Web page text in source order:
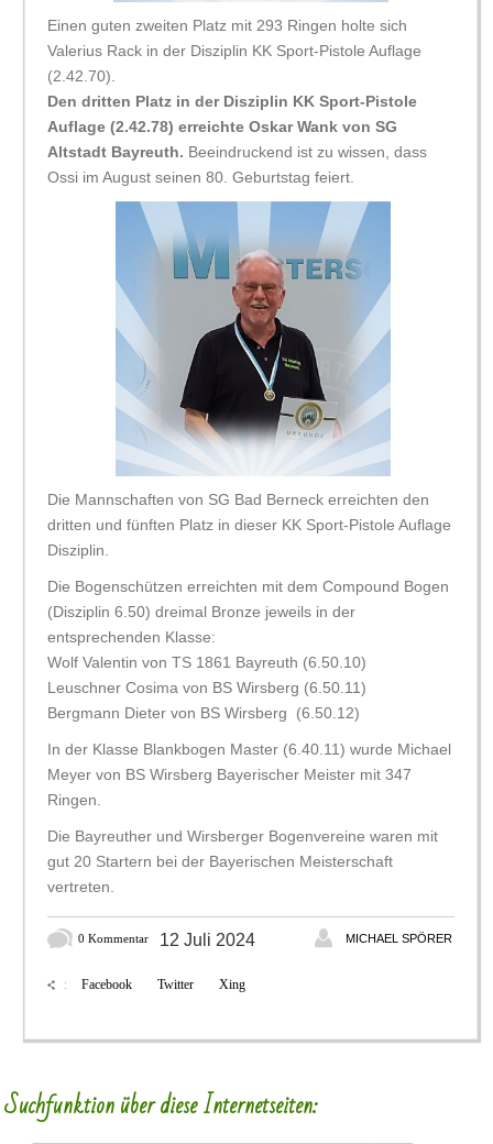
Einen guten zweiten Platz mit 293 Ringen holte sich
Valerius Rack in der Disziplin KK Sport-Pistole Auflage
(2.42.70).
Den dritten Platz in der Disziplin KK Sport-Pistole
Auflage (2.42.78) erreichte Oskar Wank von SG
Altstadt Bayreuth. Beeindruckend ist zu wissen, dass
Ossi im August seinen 80. Geburtstag feiert.
Die Mannschaften von SG Bad Berneck erreichten den
dritten und fünften Platz in dieser KK Sport-Pistole Auflage
Disziplin.
Die Bogenschützen erreichten mit dem Compound Bogen
(Disziplin 6.50) dreimal Bronze jeweils in der
entsprechenden Klasse:
Wolf Valentin von TS 1861 Bayreuth (6.50.10)
Leuschner Cosima von BS Wirsberg (6.50.11)
Bergmann Dieter von BS Wirsberg (6.50.12)
In der Klasse Blankbogen Master (6.40.11) wurde Michael
Meyer von BS Wirsberg Bayerischer Meister mit 347
Ringen.
Die Bayreuther und Wirsberger Bogenvereine waren mit
gut 20 Startern bei der Bayerischen Meisterschaft
vertreten.
12 Juli 2024
0 Kommentar MICHAEL SPÖRER
: Facebook Twitter Xing
Suchfunktion über diese Internetseiten: